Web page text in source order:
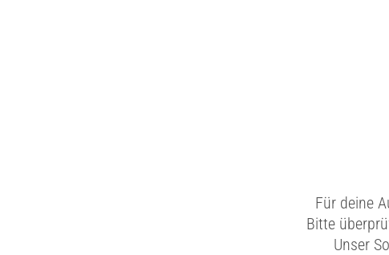
Für deine
Bitte
Unser